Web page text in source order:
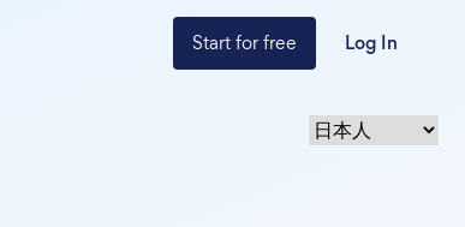
Start for free Log In